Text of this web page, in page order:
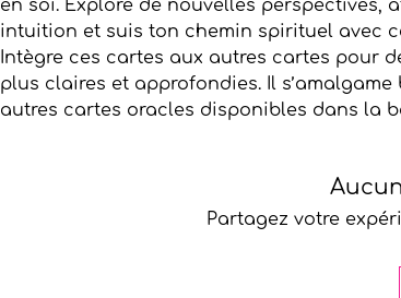
en soi. Explore de nouvelles perspectives,
intuition et suis ton chemin spirituel avec
Intègre ces cartes aux autres cartes pour
plus claires et approfondies. Il s’amalgame
autres cartes oracles disponibles dans la
Partagez votre